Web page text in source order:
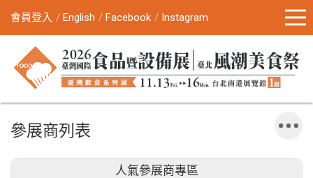
會員登入 English Facebook Instagram
參展商列表
人氣參展商專區